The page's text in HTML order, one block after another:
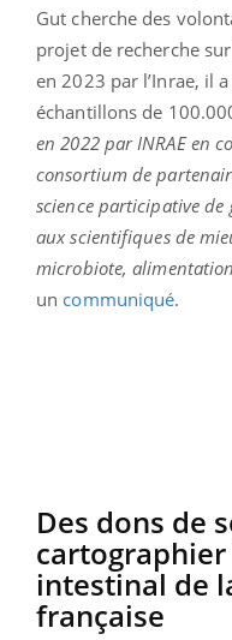
Gut cherche des
projet de recherche
en 2023 par l’Inrae, il
échantillons de
en 2022 par INRAE en
consortium de
science participative
aux scientifiques de
microbiote,
un communiqué.
Des dons de
intestinal de
française